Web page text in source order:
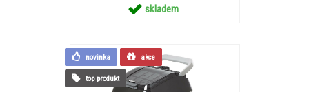
skladem
novinka akce
top produkt